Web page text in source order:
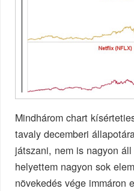
Mindhárom chart
tavaly decemberi
játszani, nem is nagyon
helyettem nagyon sok
növekedés vége immáron